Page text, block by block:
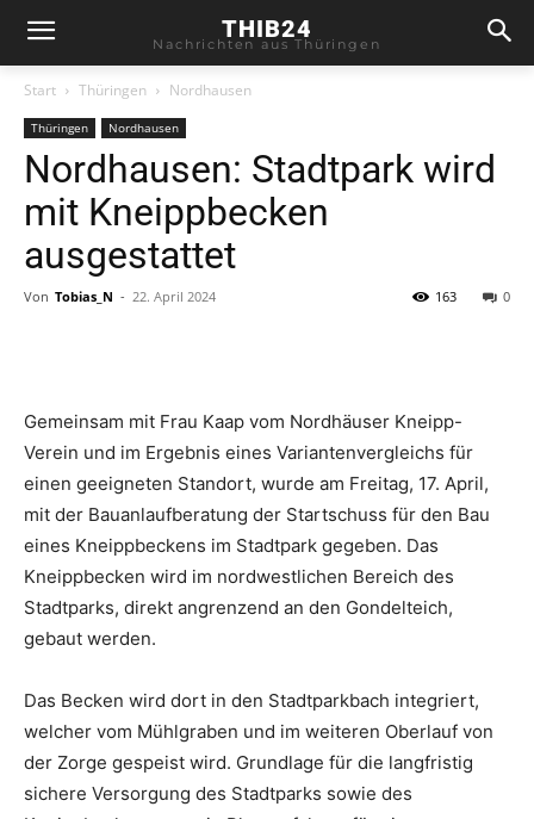
THIB24
Nachrichten aus Thüringen
Start Thüringen Nordhausen
Thüringen Nordhausen
Nordhausen: Stadtpark wird
mit Kneippbecken
ausgestattet
Von Tobias_N - 22. April 2024 0
163
Gemeinsam mit Frau Kaap vom Nordhäuser Kneipp-
Verein und im Ergebnis eines Variantenvergleichs für
einen geeigneten Standort, wurde am Freitag, 17. April,
mit der Bauanlaufberatung der Startschuss für den Bau
eines Kneippbeckens im Stadtpark gegeben. Das
Kneippbecken wird im nordwestlichen Bereich des
Stadtparks, direkt angrenzend an den Gondelteich,
gebaut werden.
Das Becken wird dort in den Stadtparkbach integriert,
welcher vom Mühlgraben und im weiteren Oberlauf von
der Zorge gespeist wird. Grundlage für die langfristig
sichere Versorgung des Stadtparks sowie des